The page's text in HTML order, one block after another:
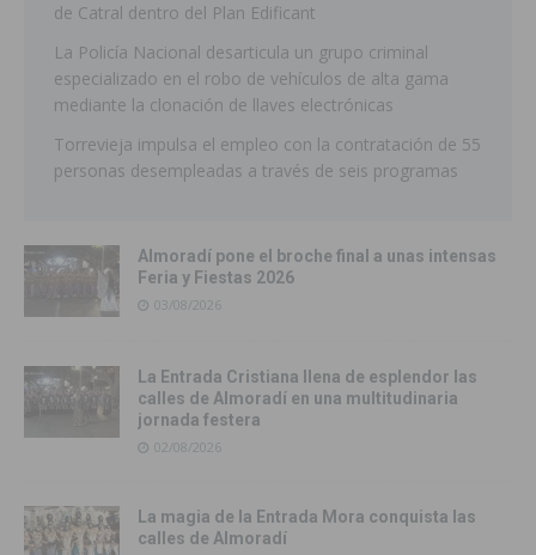
de Catral dentro del Plan Edificant
La Policía Nacional desarticula un grupo criminal
especializado en el robo de vehículos de alta gama
mediante la clonación de llaves electrónicas
Torrevieja impulsa el empleo con la contratación de 55
personas desempleadas a través de seis programas
Almoradí pone el broche final a unas intensas
Feria y Fiestas 2026
03/08/2026
La Entrada Cristiana llena de esplendor las
calles de Almoradí en una multitudinaria
jornada festera
02/08/2026
La magia de la Entrada Mora conquista las
calles de Almoradí